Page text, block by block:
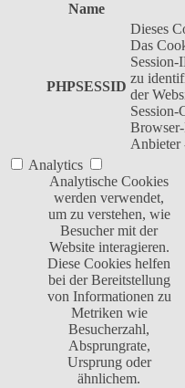
Name
PHPSESSID
Dieses
Das
Session-
zu
der
Browser-
Anbieter
Analytics
Analytische Cookies
werden verwendet,
um zu verstehen, wie
Besucher mit der
Website interagieren.
Diese Cookies helfen
bei der Bereitstellung
von Informationen zu
Metriken wie
Besucherzahl,
Absprungrate,
Ursprung oder
ähnlichem.